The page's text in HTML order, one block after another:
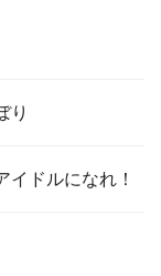
り
イドルになれ！